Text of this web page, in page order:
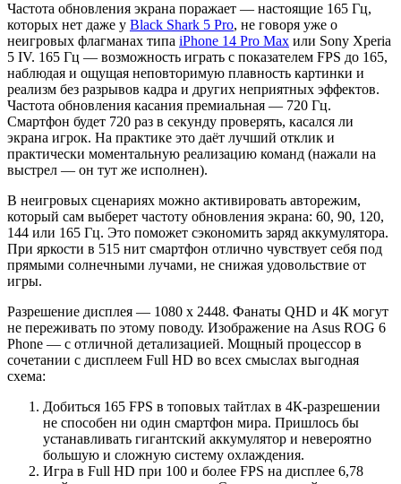
Частота обновления экрана поражает — настоящие 165 Гц,
которых нет даже у Black Shark 5 Pro, не говоря уже о
неигровых флагманах типа iPhone 14 Pro Max или Sony Xperia
5 IV. 165 Гц — возможность играть с показателем FPS до 165,
наблюдая и ощущая неповторимую плавность картинки и
реализм без разрывов кадра и других неприятных эффектов.
Частота обновления касания премиальная — 720 Гц.
Смартфон будет 720 раз в секунду проверять, касался ли
экрана игрок. На практике это даёт лучший отклик и
практически моментальную реализацию команд (нажали на
выстрел — он тут же исполнен).
В неигровых сценариях можно активировать авторежим,
который сам выберет частоту обновления экрана: 60, 90, 120,
144 или 165 Гц. Это поможет сэкономить заряд аккумулятора.
При яркости в 515 нит смартфон отлично чувствует себя под
прямыми солнечными лучами, не снижая удовольствие от
игры.
Разрешение дисплея — 1080 х 2448. Фанаты QHD и 4К могут
не переживать по этому поводу. Изображение на Asus ROG 6
Phone — с отличной детализацией. Мощный процессор в
сочетании с дисплеем Full HD во всех смыслах выгодная
схема:
Добиться 165 FPS в топовых тайтлах в 4К-разрешении
не способен ни один смартфон мира. Пришлось бы
устанавливать гигантский аккумулятор и невероятно
большую и сложную систему охлаждения.
Игра в Full HD при 100 и более FPS на дисплее 6,78